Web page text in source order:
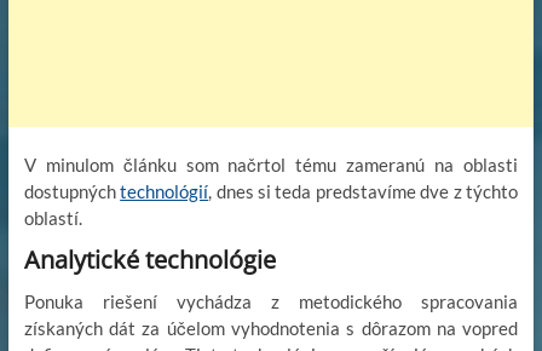
V minulom článku som načrtol tému zameranú na oblasti
dostupnýchtechnológií , dnes si teda predstavíme dve z týchto
oblastí.
Analytické technológie
Ponuka riešení vychádza z metodického spracovania
získaných dát za účelom vyhodnotenia s dôrazom na vopred